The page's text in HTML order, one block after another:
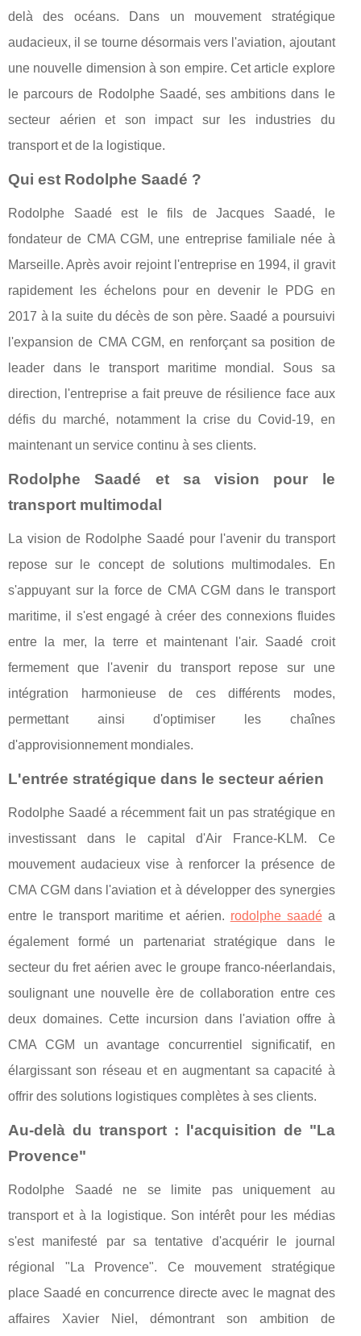
delà des océans. Dans un mouvement stratégique
audacieux, il se tourne désormais vers l'aviation, ajoutant
une nouvelle dimension à son empire. Cet article explore
le parcours de Rodolphe Saadé, ses ambitions dans le
secteur aérien et son impact sur les industries du
transport et de la logistique.
Qui est Rodolphe Saadé ?
Rodolphe Saadé est le fils de Jacques Saadé, le
fondateur de CMA CGM, une entreprise familiale née à
Marseille. Après avoir rejoint l'entreprise en 1994, il gravit
rapidement les échelons pour en devenir le PDG en
2017 à la suite du décès de son père. Saadé a poursuivi
l'expansion de CMA CGM, en renforçant sa position de
leader dans le transport maritime mondial. Sous sa
direction, l'entreprise a fait preuve de résilience face aux
défis du marché, notamment la crise du Covid-19, en
maintenant un service continu à ses clients.
Rodolphe Saadé et sa vision pour le
transport multimodal
La vision de Rodolphe Saadé pour l'avenir du transport
repose sur le concept de solutions multimodales. En
s'appuyant sur la force de CMA CGM dans le transport
maritime, il s'est engagé à créer des connexions fluides
entre la mer, la terre et maintenant l'air. Saadé croit
fermement que l'avenir du transport repose sur une
intégration harmonieuse de ces différents modes,
permettant ainsi d'optimiser les chaînes
d'approvisionnement mondiales.
L'entrée stratégique dans le secteur aérien
Rodolphe Saadé a récemment fait un pas stratégique en
investissant dans le capital d'Air France-KLM. Ce
mouvement audacieux vise à renforcer la présence de
CMA CGM dans l'aviation et à développer des synergies
entre le transport maritime et aérien. rodolphe saadéa
également formé un partenariat stratégique dans le
secteur du fret aérien avec le groupe franco-néerlandais,
soulignant une nouvelle ère de collaboration entre ces
deux domaines. Cette incursion dans l'aviation offre à
CMA CGM un avantage concurrentiel significatif, en
élargissant son réseau et en augmentant sa capacité à
offrir des solutions logistiques complètes à ses clients.
Au-delà du transport : l'acquisition de "La
Provence"
Rodolphe Saadé ne se limite pas uniquement au
transport et à la logistique. Son intérêt pour les médias
s'est manifesté par sa tentative d'acquérir le journal
régional "La Provence". Ce mouvement stratégique
place Saadé en concurrence directe avec le magnat des
affaires Xavier Niel, démontrant son ambition de